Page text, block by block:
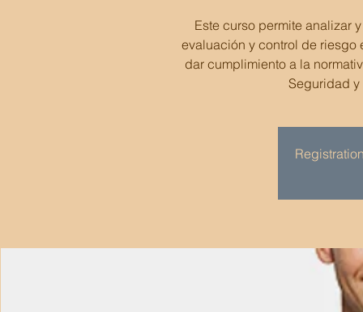
Este curso permite analizar
evaluación y control de riesgo
dar cumplimiento a la
Seguridad y